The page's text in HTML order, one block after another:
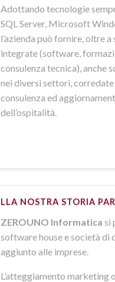
Adottando tecnologie
SQL Server, Microsoft
l’azienda può fornire, oltre
integrate (software,
consulenza tecnica), anche
nei diversi settori,
consulenza ed
dell’ospitalità.
LLA NOSTRA STORIA
ZEROUNO Informatica si
software house e società di
aggiunto alle imprese.
L’atteggiamento marketing